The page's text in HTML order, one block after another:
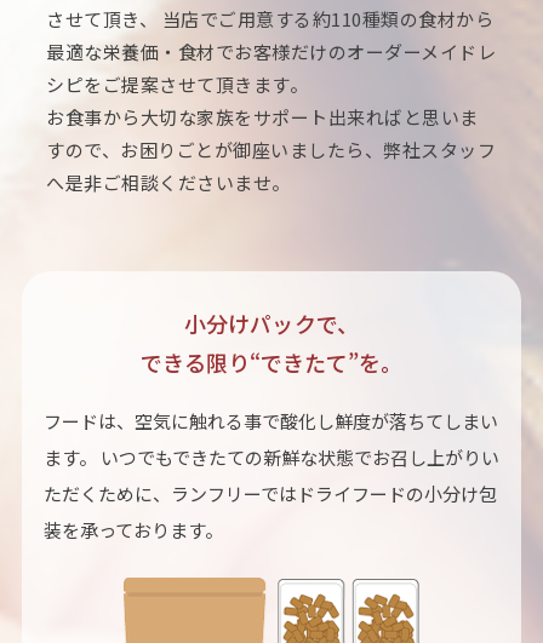
させて頂き、 当店でご用意する約110種類の食材から
最適な栄養価・食材でお客様だけのオーダーメイドレ
シピをご提案させて頂きます。
お食事から大切な家族をサポート出来ればと思いま
すので、お困りごとが御座いましたら、弊社スタッフ
へ是非ご相談くださいませ。
小分けパックで、
できる限り“できたて”を。
フードは、空気に触れる事で酸化し鮮度が落ちてしまい
ます。 いつでもできたての新鮮な状態でお召し上がりい
ただくために、ランフリーではドライフードの小分け包
装を承っております。